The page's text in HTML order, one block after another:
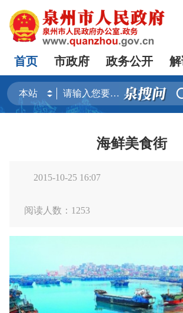
首页 市政府 政务公开
海鲜美食街
2015-10-25 16:07
阅读人数： 1253